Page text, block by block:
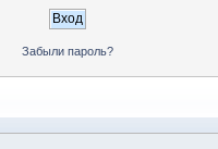
Забыли пароль?